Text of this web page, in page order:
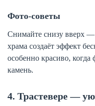
Фото-советы
Снимайте снизу вверх
храма создаёт эффект
особенно красиво,
камень.
4. Трастевере —